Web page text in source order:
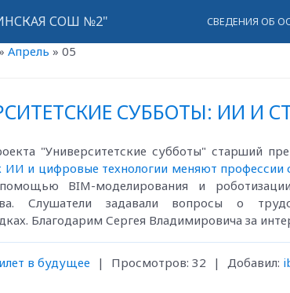
СОШ №2" СВЕДЕНИЯ ОБ
Апрель » 05
СУББОТЫ: ИИ И
"Университетские субботы" старший
ИИ и цифровые технологии меняют профессии
BIM-моделирования и
Слушатели задавали вопросы о
Благодарим Сергея Владимировича за
в будущее | Просмотров: 32 | Добавил: